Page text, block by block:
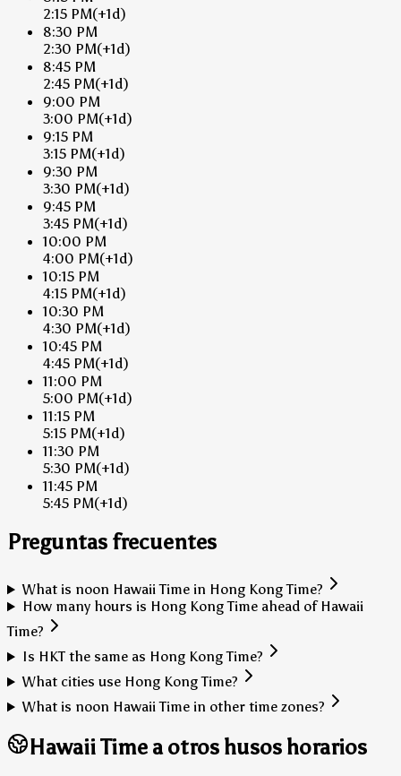
2:15 PM(+1d)
8:30 PM
2:30 PM(+1d)
8:45 PM
2:45 PM(+1d)
9:00 PM
3:00 PM(+1d)
9:15 PM
3:15 PM(+1d)
9:30 PM
3:30 PM(+1d)
9:45 PM
3:45 PM(+1d)
10:00 PM
4:00 PM(+1d)
10:15 PM
4:15 PM(+1d)
10:30 PM
4:30 PM(+1d)
10:45 PM
4:45 PM(+1d)
11:00 PM
5:00 PM(+1d)
11:15 PM
5:15 PM(+1d)
11:30 PM
5:30 PM(+1d)
11:45 PM
5:45 PM(+1d)
Preguntas frecuentes
What is noon Hawaii Time in Hong Kong Time?
How many hours is Hong Kong Time ahead of Hawaii
Time?
Is HKT the same as Hong Kong Time?
What cities use Hong Kong Time?
What is noon Hawaii Time in other time zones?
Hawaii Time a otros husos horarios